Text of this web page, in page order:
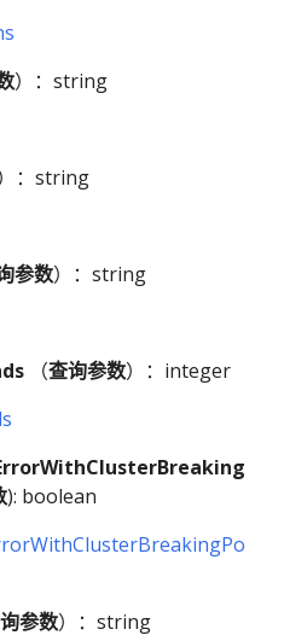
）：string
：string
参数）：string
（查询参数）：integer
): boolean
参数）：string